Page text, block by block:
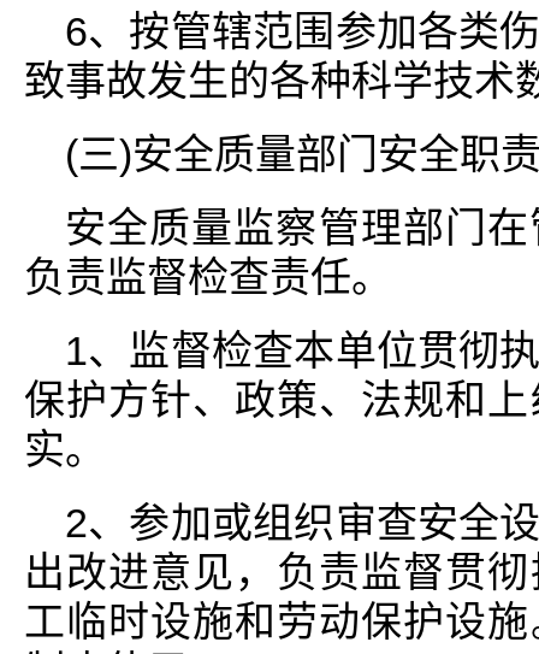
6、按管辖范围参加各类
致事故发生的各种科学技术
(三)安全质量部门安全职
安全质量监察管理部门
负责监督检查责任。
1、监督检查本单位贯彻
保护方针、政策、法规和
实。
2、参加或组织审查安全
出改进意见，负责监督贯
工临时设施和劳动保护设